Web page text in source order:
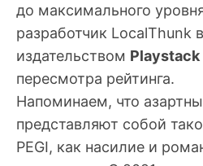
до максимального
разработчик LocalThunk
издательством Playstack
пересмотра рейтинга.
Напоминаем, что
представляют собой
PEGI, как насилие и